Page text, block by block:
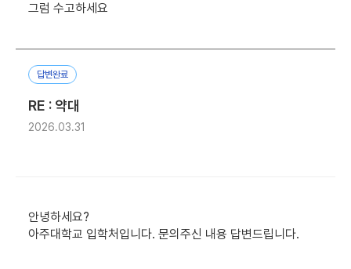
그럼 수고하세요
답변완료
RE : 약대
2026.03.31
안녕하세요?
아주대학교 입학처입니다. 문의주신 내용 답변드립니다.